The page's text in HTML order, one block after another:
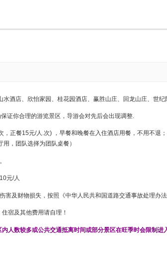
酒店、欣怡家园、桂花园酒店、赢胜山庄、回龙山庄、世纪
证你合理的游览景区，导游会对先后会出现调整.
正餐15元/人.次) ，早餐和晚餐在入住酒店用餐，不用不退
，团队选择为团队桌餐）
元/人
及财物损失，按照《中华人民共和国道路交通事故处理办法
宿及其他费用请自理！
人数较多或公共交通抵离时间或部分景区在旺季时会限制